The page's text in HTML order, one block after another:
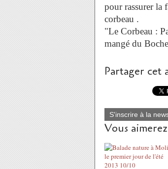
pour rassurer la
corbeau .
"Le Corbeau :
mangé du
Partager cet
S'inscrire à la
Vous